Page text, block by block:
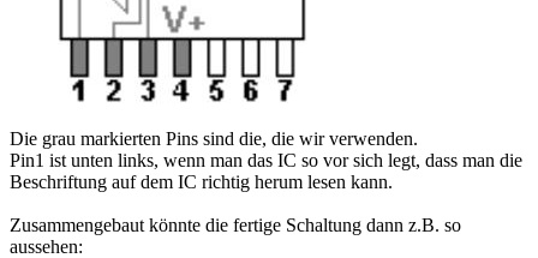
Die grau markierten Pins sind die, die wir verwenden.
Pin1 ist unten links, wenn man das IC so vor sich legt, dass man die
Beschriftung auf dem IC richtig herum lesen kann.
Zusammengebaut könnte die fertige Schaltung dann z.B. so
aussehen: